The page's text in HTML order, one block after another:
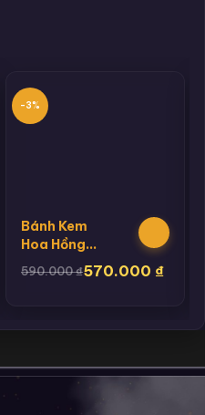
-3%
Bánh Kem
Hoa Hồng
Kem
590.000₫570.000 ₫